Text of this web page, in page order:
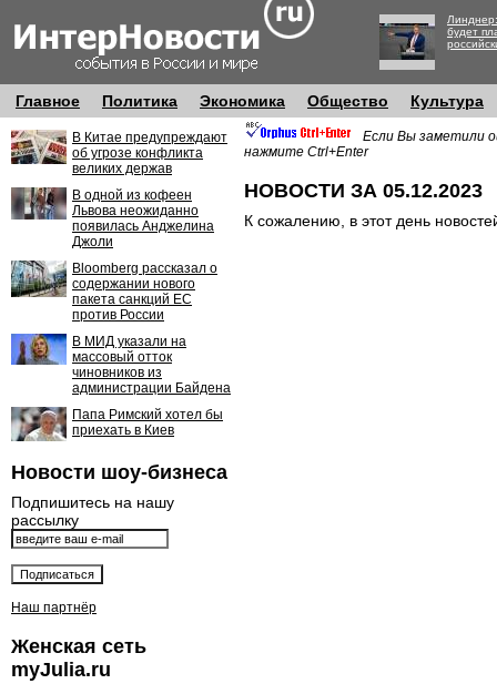
будет
Главное Политика Экономика Общество Культура
В Китае предупреждают
об угрозе конфликта
великих держав
В одной из кофеен
Львова неожиданно
появилась Анджелина
Джоли
Bloomberg рассказал о
содержании нового
пакета санкций ЕС
против России
В МИД указали на
массовый отток
чиновников из
администрации Байдена
Папа Римский хотел бы
приехать в Киев
Новости шоу-бизнеса
Подпишитесь на нашу
рассылку
Наш партнёр
Женская сеть
myJulia.ru
Если Вы заметили
нажмите Ctrl+Enter
НОВОСТИ ЗА 05.12.2023
К сожалению, в этот день